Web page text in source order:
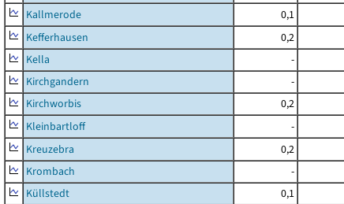
Kallmerode
0,1
Kefferhausen
0,2
Kella
-
Kirchgandern
-
Kirchworbis
0,2
Kleinbartloff
-
Kreuzebra
0,2
Krombach
-
Küllstedt
0,1